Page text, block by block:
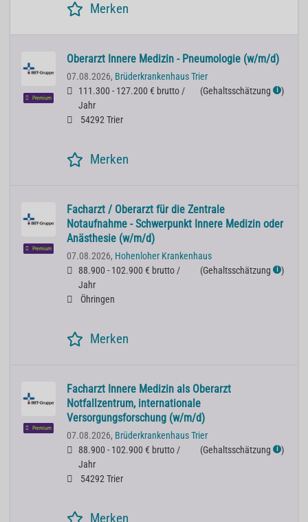
Merken
Premium
Oberarzt Innere Medizin - Pneumologie (w/m/d)
07.08.2026, Brüderkrankenhaus Trier
111.300 - 127.200 € brutto /
Jahr
(Gehaltsschätzung ℹ )
54292 Trier
Merken
Premium
Facharzt / Oberarzt für die Zentrale
Notaufnahme - Schwerpunkt Innere Medizin oder
Anästhesie (w/m/d)
07.08.2026, Hohenloher Krankenhaus
88.900 - 102.900 € brutto /
Jahr
(Gehaltsschätzung ℹ )
Öhringen
Merken
Premium
Facharzt Innere Medizin als Oberarzt
Notfallzentrum, internationale
Versorgungsforschung (w/m/d)
07.08.2026, Brüderkrankenhaus Trier
88.900 - 102.900 € brutto /
Jahr
(Gehaltsschätzung ℹ )
54292 Trier
Merken